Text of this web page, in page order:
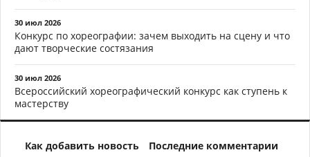
30 июл 2026
Конкурс по хореографии: зачем выходить на сцену и что
дают творческие состязания
30 июл 2026
Всероссийский хореографический конкурс как ступень к
мастерству
Как добавить новость Последние комментарии